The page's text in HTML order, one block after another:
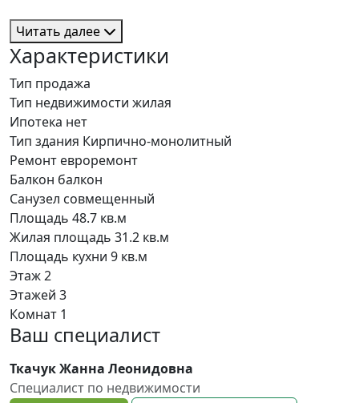
Читать далее
Характеристики
Тип продажа
Тип недвижимости жилая
Ипотека нет
Тип здания Кирпично-монолитный
Ремонт евроремонт
Балкон балкон
Санузел совмещенный
Площадь 48.7 кв.м
Жилая площадь 31.2 кв.м
Площадь кухни 9 кв.м
Этаж2
Этажей 3
Комнат 1
Ваш специалист
Ткачук Жанна Леонидовна
Специалист по недвижимости